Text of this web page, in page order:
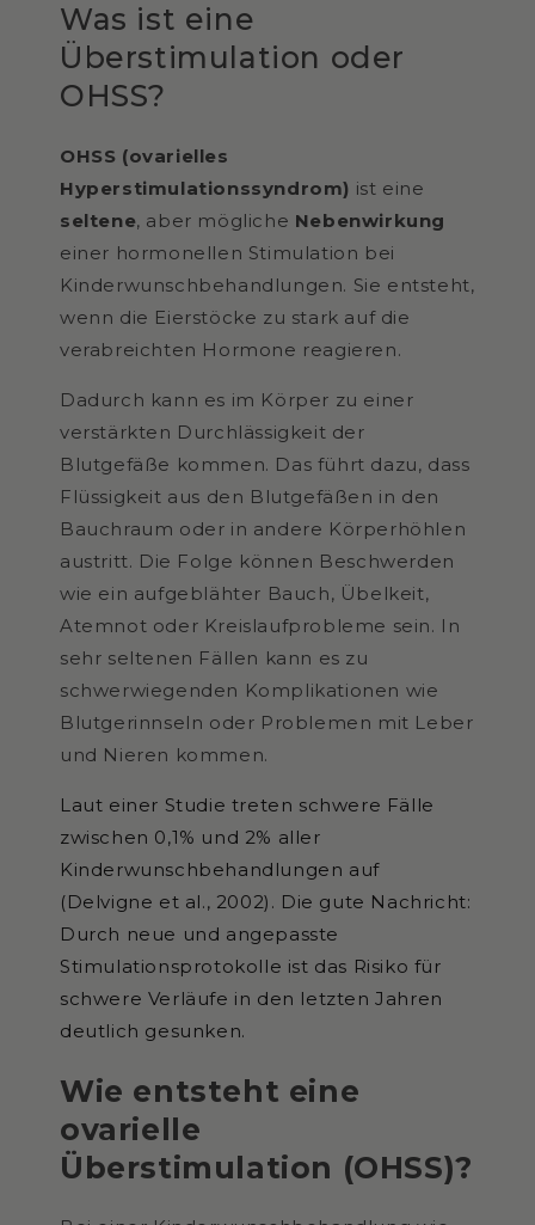
Was ist eine
Überstimulation oder
OHSS?
OHSS (ovarielles
Hyperstimulationssyndrom) ist eine
seltene, aber mögliche Nebenwirkung
einer hormonellen Stimulation bei
Kinderwunschbehandlungen. Sie entsteht,
wenn die Eierstöcke zu stark auf die
verabreichten Hormone reagieren.
Dadurch kann es im Körper zu einer
verstärkten Durchlässigkeit der
Blutgefäße kommen. Das führt dazu, dass
Flüssigkeit aus den Blutgefäßen in den
Bauchraum oder in andere Körperhöhlen
austritt. Die Folge können Beschwerden
wie ein aufgeblähter Bauch, Übelkeit,
Atemnot oder Kreislaufprobleme sein. In
sehr seltenen Fällen kann es zu
schwerwiegenden Komplikationen wie
Blutgerinnseln oder Problemen mit Leber
und Nieren kommen.
Laut einer Studie treten schwere Fälle
zwischen 0,1% und 2% aller
Kinderwunschbehandlungen auf
(Delvigne et al., 2002). Die gute Nachricht:
Durch neue und angepasste
Stimulationsprotokolle ist das Risiko für
schwere Verläufe in den letzten Jahren
deutlich gesunken.
Wie entsteht eine
ovarielle
Überstimulation (OHSS)?